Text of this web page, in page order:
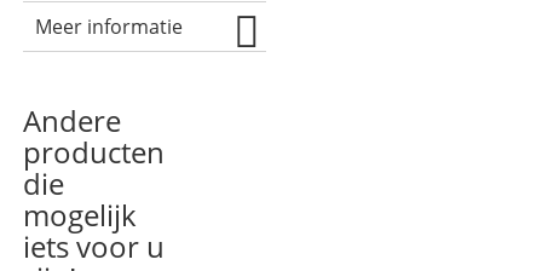
Meer informatie
Andere
producten
die
mogelijk
iets voor u